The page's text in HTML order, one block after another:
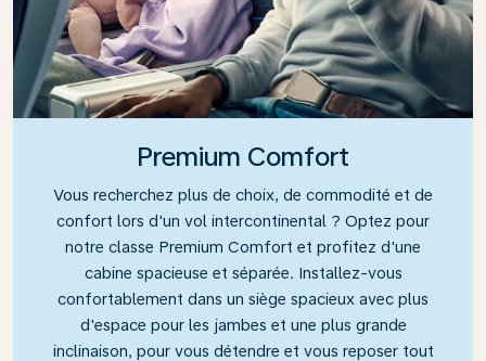
Premium Comfort
Vous recherchez plus de choix, de commodité et de
confort lors d'un vol intercontinental ? Optez pour
notre classe Premium Comfort et profitez d'une
cabine spacieuse et séparée. Installez-vous
confortablement dans un siège spacieux avec plus
d'espace pour les jambes et une plus grande
inclinaison, pour vous détendre et vous reposer tout